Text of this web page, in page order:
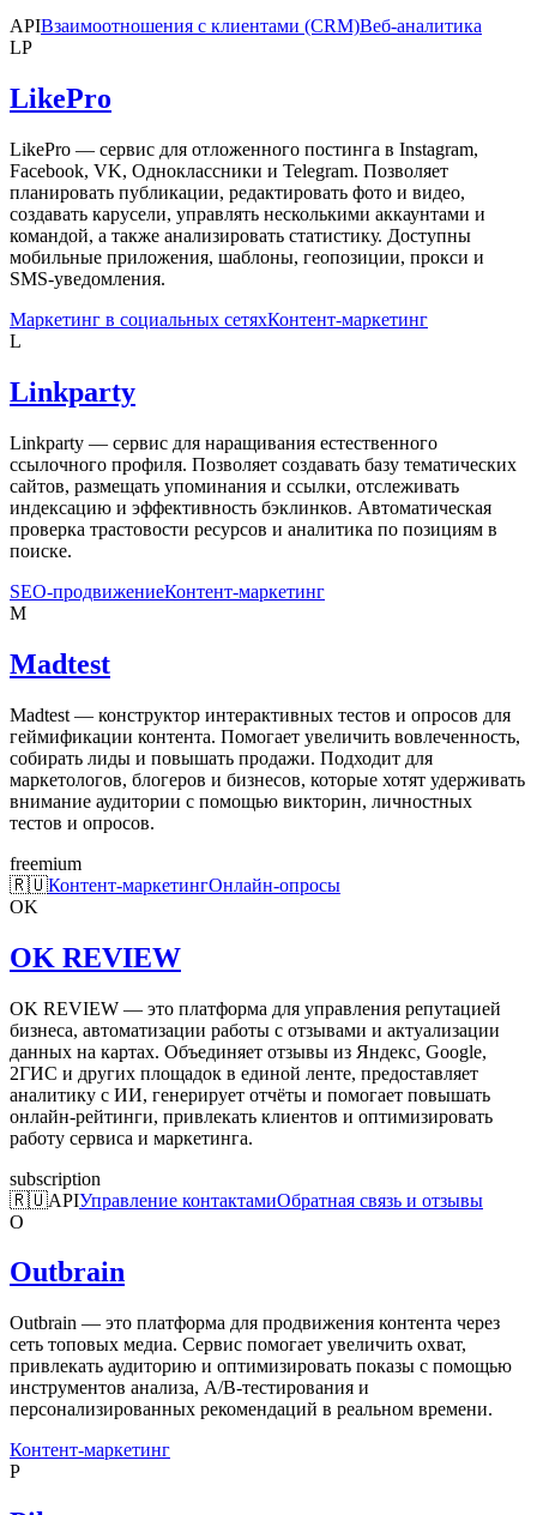
APIВзаимоотношения с клиентами (CRM)Веб-аналитика
LP
LikePro
LikePro — сервис для отложенного постинга в Instagram,
Facebook, VK, Одноклассники и Telegram. Позволяет
планировать публикации, редактировать фото и видео,
создавать карусели, управлять несколькими аккаунтами и
командой, а также анализировать статистику. Доступны
мобильные приложения, шаблоны, геопозиции, прокси и
SMS-уведомления.
Маркетинг в социальных сетяхКонтент-маркетинг
L
Linkparty
Linkparty — сервис для наращивания естественного
ссылочного профиля. Позволяет создавать базу тематических
сайтов, размещать упоминания и ссылки, отслеживать
индексацию и эффективность бэклинков. Автоматическая
проверка трастовости ресурсов и аналитика по позициям в
поиске.
SEO-продвижениеКонтент-маркетинг
M
Madtest
Madtest — конструктор интерактивных тестов и опросов для
геймификации контента. Помогает увеличить вовлеченность,
собирать лиды и повышать продажи. Подходит для
маркетологов, блогеров и бизнесов, которые хотят удерживать
внимание аудитории с помощью викторин, личностных
тестов и опросов.
freemium
🇷🇺Контент-маркетингОнлайн-опросы
OK
OK REVIEW
OK REVIEW — это платформа для управления репутацией
бизнеса, автоматизации работы с отзывами и актуализации
данных на картах. Объединяет отзывы из Яндекс, Google,
2ГИС и других площадок в единой ленте, предоставляет
аналитику с ИИ, генерирует отчёты и помогает повышать
онлайн-рейтинги, привлекать клиентов и оптимизировать
работу сервиса и маркетинга.
subscription
🇷🇺APIУправление контактамиОбратная связь и отзывы
O
Outbrain
Outbrain — это платформа для продвижения контента через
сеть топовых медиа. Сервис помогает увеличить охват,
привлекать аудиторию и оптимизировать показы с помощью
инструментов анализа, A/B-тестирования и
персонализированных рекомендаций в реальном времени.
Контент-маркетинг
P